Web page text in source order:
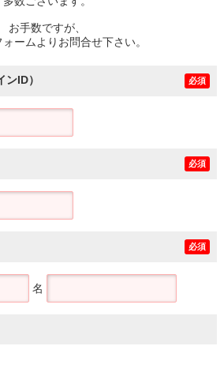
お手数ですが、
ームよりお問合せ下さい。
ID） 必須
必須
必須
名